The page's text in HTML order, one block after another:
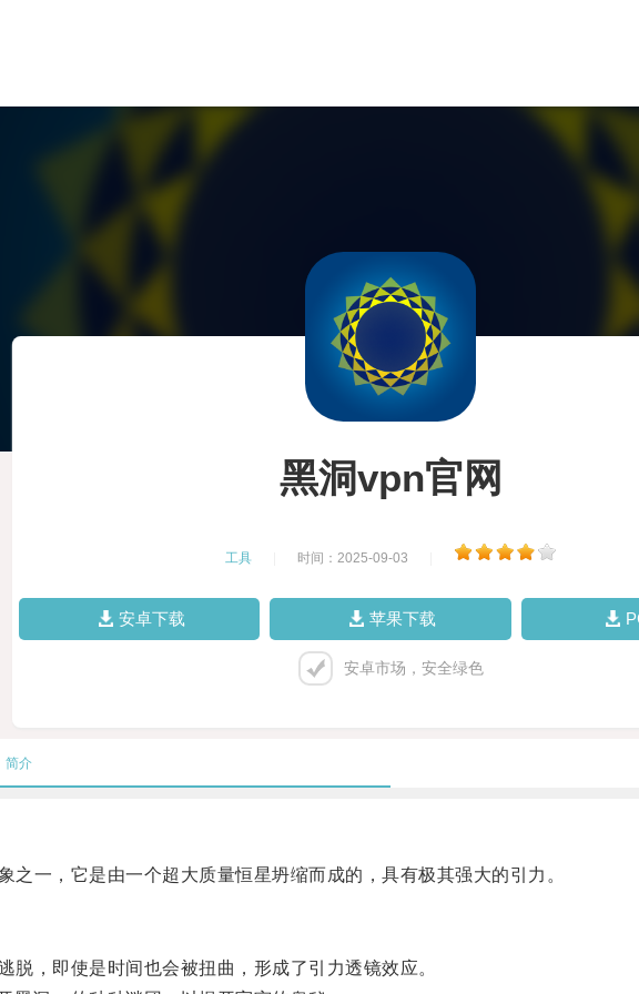
黑洞vpn官网
工具 时间：2025-09-03
安卓下载 苹果下载
安卓市场，安全绿色
简介
一，它是由一个超大质量恒星坍缩而成的，具有极其强大的引力。
，即使是时间也会被扭曲，形成了引力透镜效应。